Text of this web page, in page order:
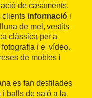
de casaments,
clients informació i
de mel, vestits
clàssica per a
i el vídeo.
de mobles i
es fan desfilades
i balls de saló a la